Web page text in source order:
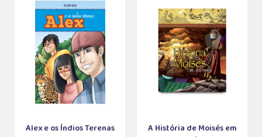
Alex e os Índios Terenas
A História de Moisés em